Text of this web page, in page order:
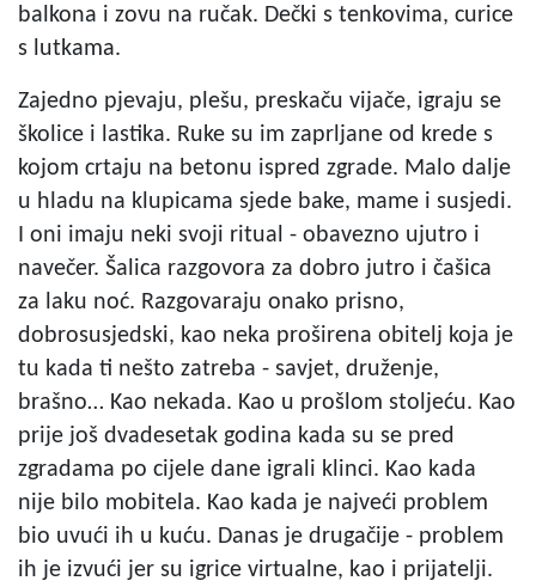
balkona i zovu na ručak. Dečki s tenkovima, curice
s lutkama.
Zajedno pjevaju, plešu, preskaču vijače, igraju se
školice i lastika. Ruke su im zaprljane od krede s
kojom crtaju na betonu ispred zgrade. Malo dalje
u hladu na klupicama sjede bake, mame i susjedi.
I oni imaju neki svoji ritual - obavezno ujutro i
navečer. Šalica razgovora za dobro jutro i čašica
za laku noć. Razgovaraju onako prisno,
dobrosusjedski, kao neka proširena obitelj koja je
tu kada ti nešto zatreba - savjet, druženje,
brašno… Kao nekada. Kao u prošlom stoljeću. Kao
prije još dvadesetak godina kada su se pred
zgradama po cijele dane igrali klinci. Kao kada
nije bilo mobitela. Kao kada je najveći problem
bio uvući ih u kuću. Danas je drugačije - problem
ih je izvući jer su igrice virtualne, kao i prijatelji.